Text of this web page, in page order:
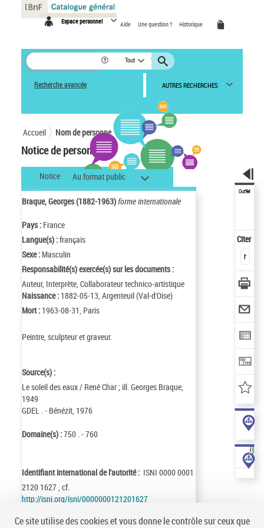
Espace personnel Aide Une question ? Historique
Tout
Recherche avancée AUTRES RECHERCHES
Accueil Nom de personne
Notice de personne
Notice Au format public
Braque, Georges (1882-1963)forme internationale
Pays : France
Langue(s) :français
Sexe : Masculin
Responsabilité(s) exercée(s) sur les documents :
Auteur, Interprète, Collaborateur technico-artistique
Naissance : 1882-05-13, Argenteuil (Val-d'Oise)
Mort : 1963-08-31, Paris
Peintre, sculpteur et graveur.
Source(s) :
Le soleil des eaux / René Char ; ill. Georges Braque,
1949
GDEL . - Bénézit, 1976
Domaine(s) :750 . - 760
Identifiant international de l'autorité : ISNI 0000 0001
2120 1627 , cf.
http://isni.org/isni/0000000121201627
Notice n° :FRBNF12055768
Outils
Citer
Panneau de gestion des cookies
Ce site utilise des cookies et vous donne le contrôle sur ceux que